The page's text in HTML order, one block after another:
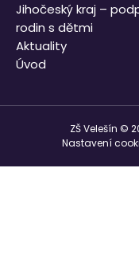
Jihočeský kraj –
rodin s dětmi
Aktuality
Úvod
ZŠ Velešín ©
Nastavení